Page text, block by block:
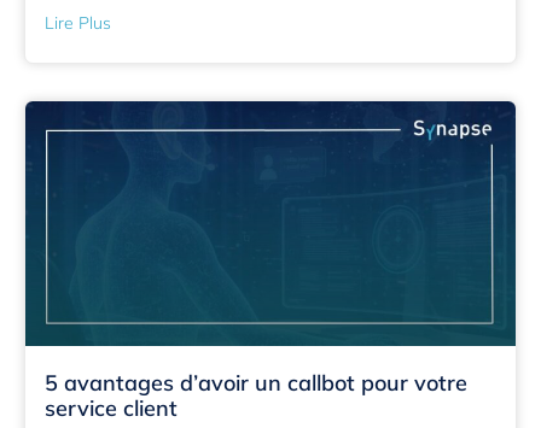
Lire Plus
5 avantages d’avoir un callbot pour votre
service client